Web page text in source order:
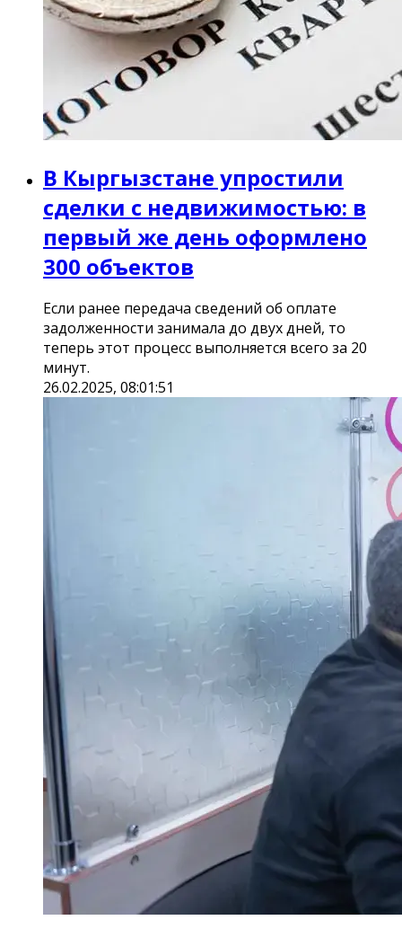
В Кыргызстане упростили
сделки с недвижимостью: в
первый же день оформлено
300 объектов
Если ранее передача сведений об оплате
задолженности занимала до двух дней, то
теперь этот процесс выполняется всего за 20
минут.
26.02.2025, 08:01:51